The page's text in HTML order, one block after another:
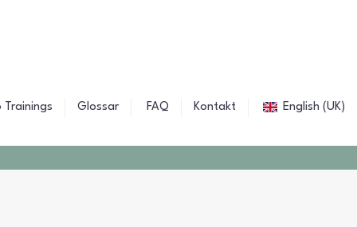
Trainings Glossar FAQ Kontakt English (UK)